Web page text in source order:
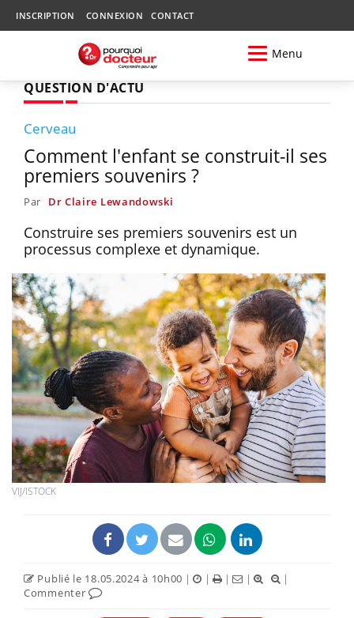
INSCRIPTION CONNEXION CONTACT
Menu
QUESTION D'ACTU
Cerveau
Comment l'enfant se construit-il ses
premiers souvenirs ?
Par Dr Claire Lewandowski
Construire ses premiers souvenirs est un
processus complexe et dynamique.
VIJ/ISTOCK
Publié le 18.05.2024 à 10h00 | | | |
|
Commenter